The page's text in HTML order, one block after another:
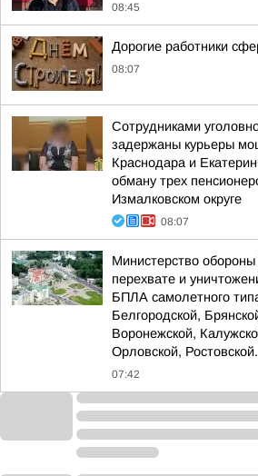
08:45
Дорогие работники
08:07
Сотрудниками
задержаны курьеры
Краснодара и
обману трех
Измалковском округе
08:07
Министерство
перехвате и
БПЛА самолетного
Белгородской,
Воронежской,
Орловской,
07:42